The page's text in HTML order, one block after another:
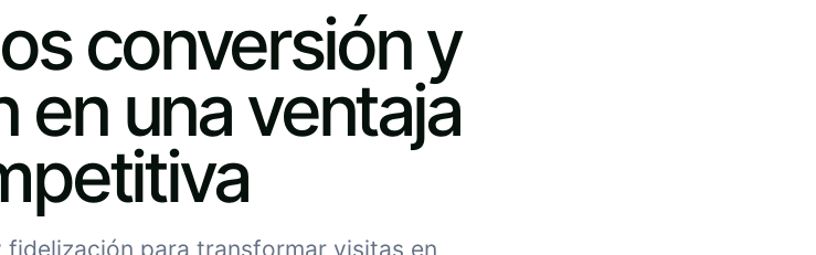
conversión y
en una ventaja
para transformar visitas en